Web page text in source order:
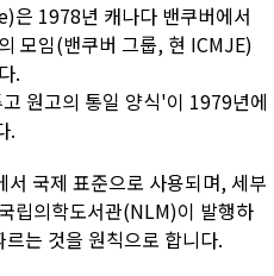
1978년 캐나다 밴쿠버에서
모임(밴쿠버 그룹, 현 ICMJE)
.
원고의 통일 양식'이 1979년에
.
국제 표준으로 사용되며, 세부
립의학도서관(NLM)이 발행하
는 것을 원칙으로 합니다.